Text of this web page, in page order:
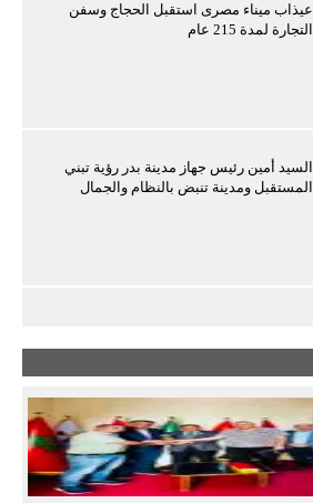
عيذاب ميناء مصرى استقبل الحجاج وسفن
التجارة لمدة 215 عام
السيد أمين رئيس جهاز مدينة بدر رؤية تبني
المستقبل ومدينة تنبض بالنظام والجمال